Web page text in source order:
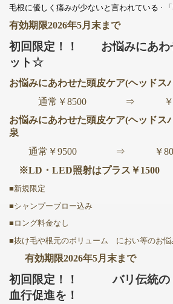
毛根に優しく痛みが少ないと言われている · 「
有効期限2026年5月末まで
初回限定！！ お悩みにあわ
ット☆
お悩みにあわせた頭皮ケア(ヘッド
通常￥8500 ⇒
お悩みにあわせた頭皮ケア(ヘッド
泉
通常￥9500 ⇒ ￥
※LD・LED照射はプラス￥1500
■新規限定
■シャンプーブロー込み
■ロング料金なし
■抜け毛や根元のボリューム におい等のお悩
有効期限2026年5月末まで
初回限定！！ バリ伝統の
血行促進を！